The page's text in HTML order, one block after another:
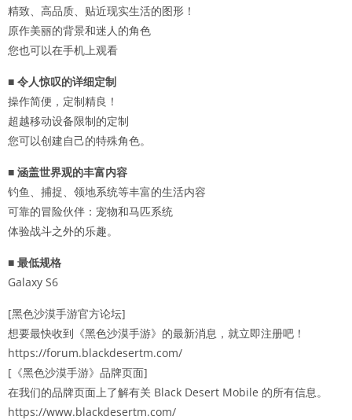
精致、高品质、贴近现实生活的图形！
原作美丽的背景和迷人的角色
您也可以在手机上观看
■ 令人惊叹的详细定制
操作简便，定制精良！
超越移动设备限制的定制
您可以创建自己的特殊角色。
■ 涵盖世界观的丰富内容
钓鱼、捕捉、领地系统等丰富的生活内容
可靠的冒险伙伴：宠物和马匹系统
体验战斗之外的乐趣。
■ 最低规格
Galaxy S6
[黑色沙漠手游官方论坛]
想要最快收到《黑色沙漠手游》的最新消息，就立即注册吧！
https://forum.blackdesertm.com/
[《黑色沙漠手游》品牌页面]
在我们的品牌页面上了解有关 Black Desert Mobile 的所有信息。
https://www.blackdesertm.com/